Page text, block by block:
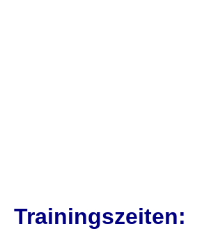
Trainingszeiten: